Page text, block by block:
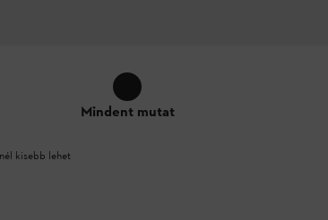
Mindent mutat
kisebb lehet